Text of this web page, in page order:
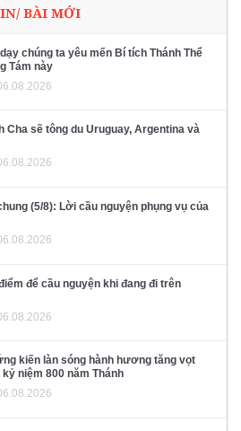
BÀI MỚI
chúng ta yêu mến Bí tích Thánh Thể
Tám này
Cha sẽ tông du Uruguay, Argentina và
(5/8): Lời cầu nguyện phụng vụ của
để cầu nguyện khi đang đi trên
kiến làn sóng hành hương tăng vọt
niệm 800 năm Thánh